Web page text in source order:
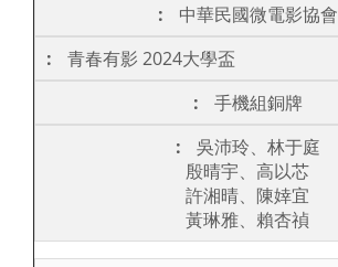
中華民國微電影協會
青春有影 2024大學盃
手機組銅牌
吳沛玲、林于庭
殷晴宇、高以芯
許湘晴、陳婞宜
黃琳雅、賴杏禎